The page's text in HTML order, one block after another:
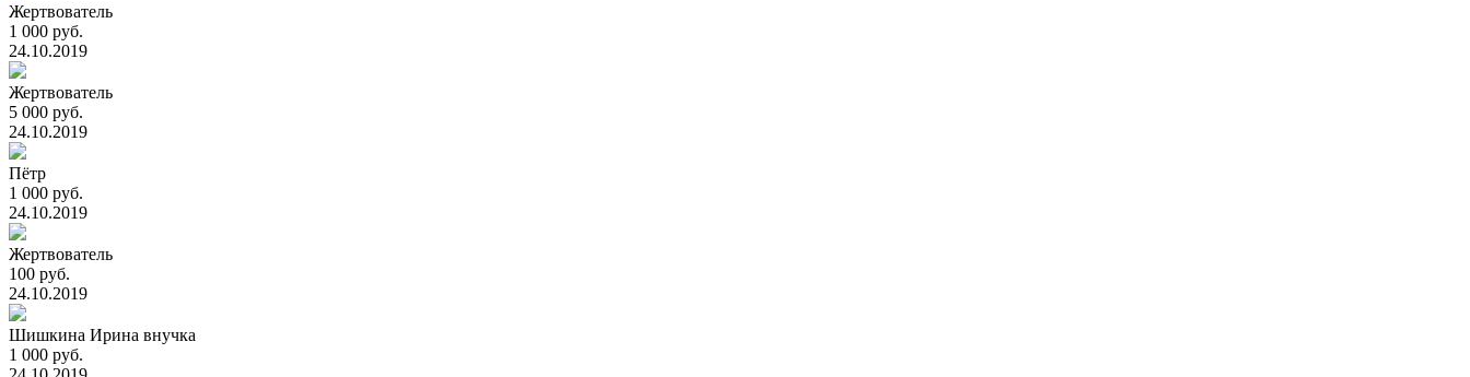
Жертвователь
1 000 руб.
24.10.2019
Жертвователь
5 000 руб.
24.10.2019
Пётр
1 000 руб.
24.10.2019
Жертвователь
100 руб.
24.10.2019
Шишкина Ирина внучка
1 000 руб.